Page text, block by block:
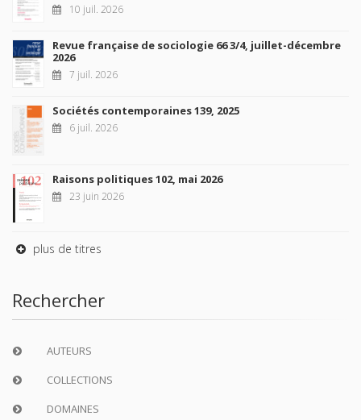
10 juil. 2026
Revue française de sociologie 66 3/4, juillet-décembre
2026
7 juil. 2026
Sociétés contemporaines 139, 2025
6 juil. 2026
Raisons politiques 102, mai 2026
23 juin 2026
plus de titres
Rechercher
AUTEURS
COLLECTIONS
DOMAINES